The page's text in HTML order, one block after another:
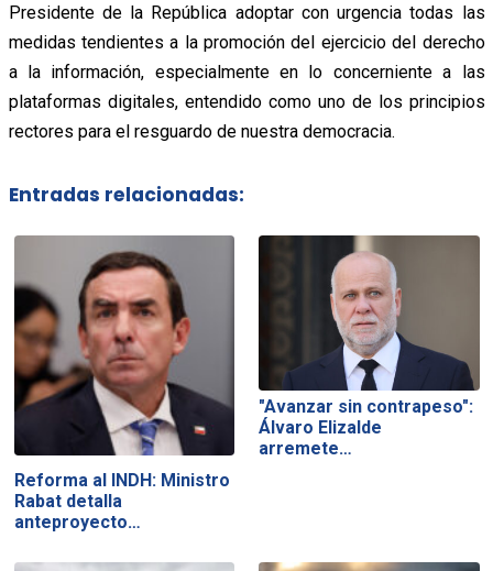
Presidente de la República adoptar con urgencia todas las
medidas tendientes a la promoción del ejercicio del derecho
a la información, especialmente en lo concerniente a las
plataformas digitales, entendido como uno de los principios
rectores para el resguardo de nuestra democracia.
Entradas relacionadas:
Reforma al INDH: Ministro
Rabat detalla
anteproyecto…
"Avanzar sin contrapeso":
Álvaro Elizalde
arremete…